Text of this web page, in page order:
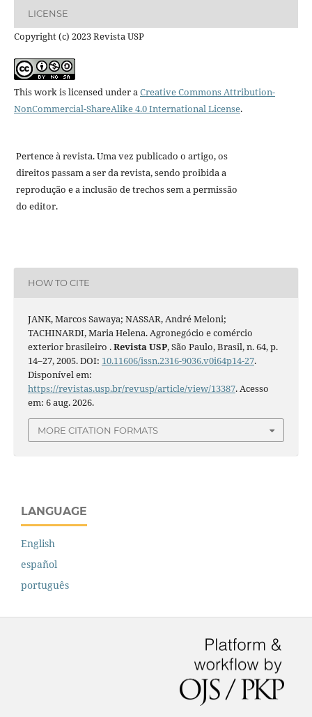
LICENSE
Copyright (c) 2023 Revista USP
This work is licensed under aCreative Commons Attribution-
NonCommercial-ShareAlike 4.0 International License.
Pertence à revista. Uma vez publicado o artigo, os
direitos passam a ser da revista, sendo proibida a
reprodução e a inclusão de trechos sem a permissão
do editor.
HOW TO CITE
JANK, Marcos Sawaya; NASSAR, André Meloni;
TACHINARDI, Maria Helena. Agronegócio e comércio
exterior brasileiro .Revista USP, São Paulo, Brasil, n. 64, p.
14–27, 2005. DOI: 10.11606/issn.2316-9036.v0i64p14-27.
Disponível em:
https://revistas.usp.br/revusp/article/view/13387. Acesso
em: 6 aug. 2026.
MORE CITATION FORMATS
LANGUAGE
English
español
português